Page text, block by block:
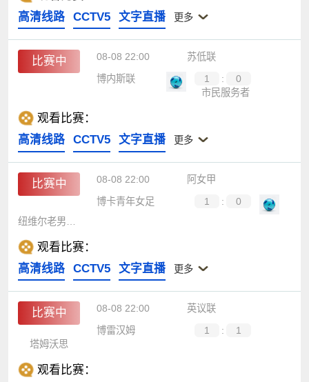
观看比赛：
高清线路
CCTV5 文字直播
比赛中
1 :
0
观看比赛：
高清线路
CCTV5 文字直播
08-08 22:00
阿女甲
纽维尔老男孩女足
观看比赛：
08-08 22:00
英议联
塔姆沃思